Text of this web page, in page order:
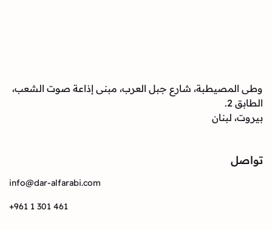
وطى المصيطبة، شارع جبل العرب، مبنى إذاعة صوت الشعب،
الطابق 2.
بيروت، لبنان
تواصل
info@dar-alfarabi.com
+961 1 301 461